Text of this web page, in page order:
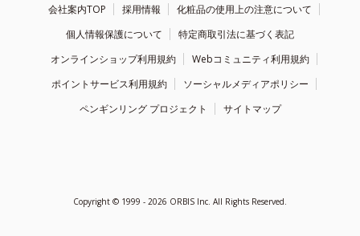
会社案内TOP 採用情報
化粧品の使用上の注意について
個人情報保護について
特定商取引法に基づく表記
オンラインショップ利用規約
Webコミュニティ利用規約
ポイントサービス利用規約
ソーシャルメディアポリシー
ペンギンリング プロジェクト
サイトマップ
Copyright © 1999 - 2026 ORBIS Inc. All Rights Reserved.